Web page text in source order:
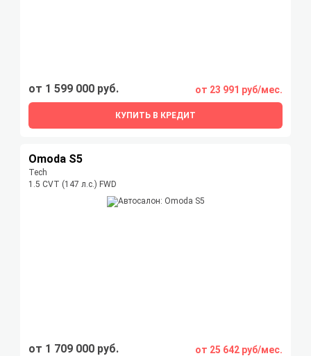
от 1 599 000 руб. от 23 991 руб/мес.
КУПИТЬ В КРЕДИТ
Omoda S5
Tech
1.5 CVT (147 л.с.) FWD
от 1 709 000 руб. от 25 642 руб/мес.